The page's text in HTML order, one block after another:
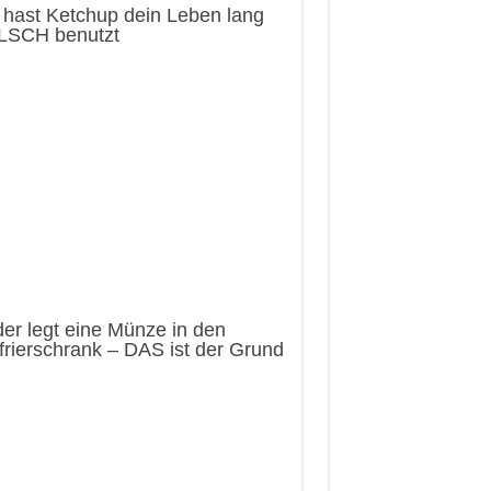
hast Ketchup dein Leben lang
benutzt
legt eine Münze in den
– DAS ist der Grund